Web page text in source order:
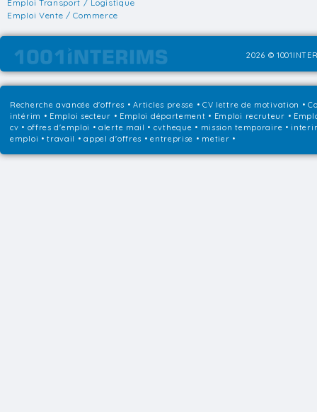
Emploi Transport / Logistique
Emploi Vente / Commerce
2026 ©
Recherche avancée d'offres •Articles presse • CV lettre de motivation •
intérim • Emploi secteur • Emploi département • Emploi recruteur •
cv • offres d'emploi • alerte mail • cvtheque • mission temporaire •
emploi • travail • appel d'offres • entreprise • metier •